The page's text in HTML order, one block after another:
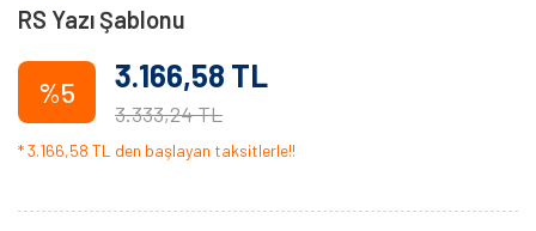
RS Yazı Şablonu
%5 3.166,58 TL
3.333,24 TL
* 3.166,58 TL den başlayan taksitlerle!!